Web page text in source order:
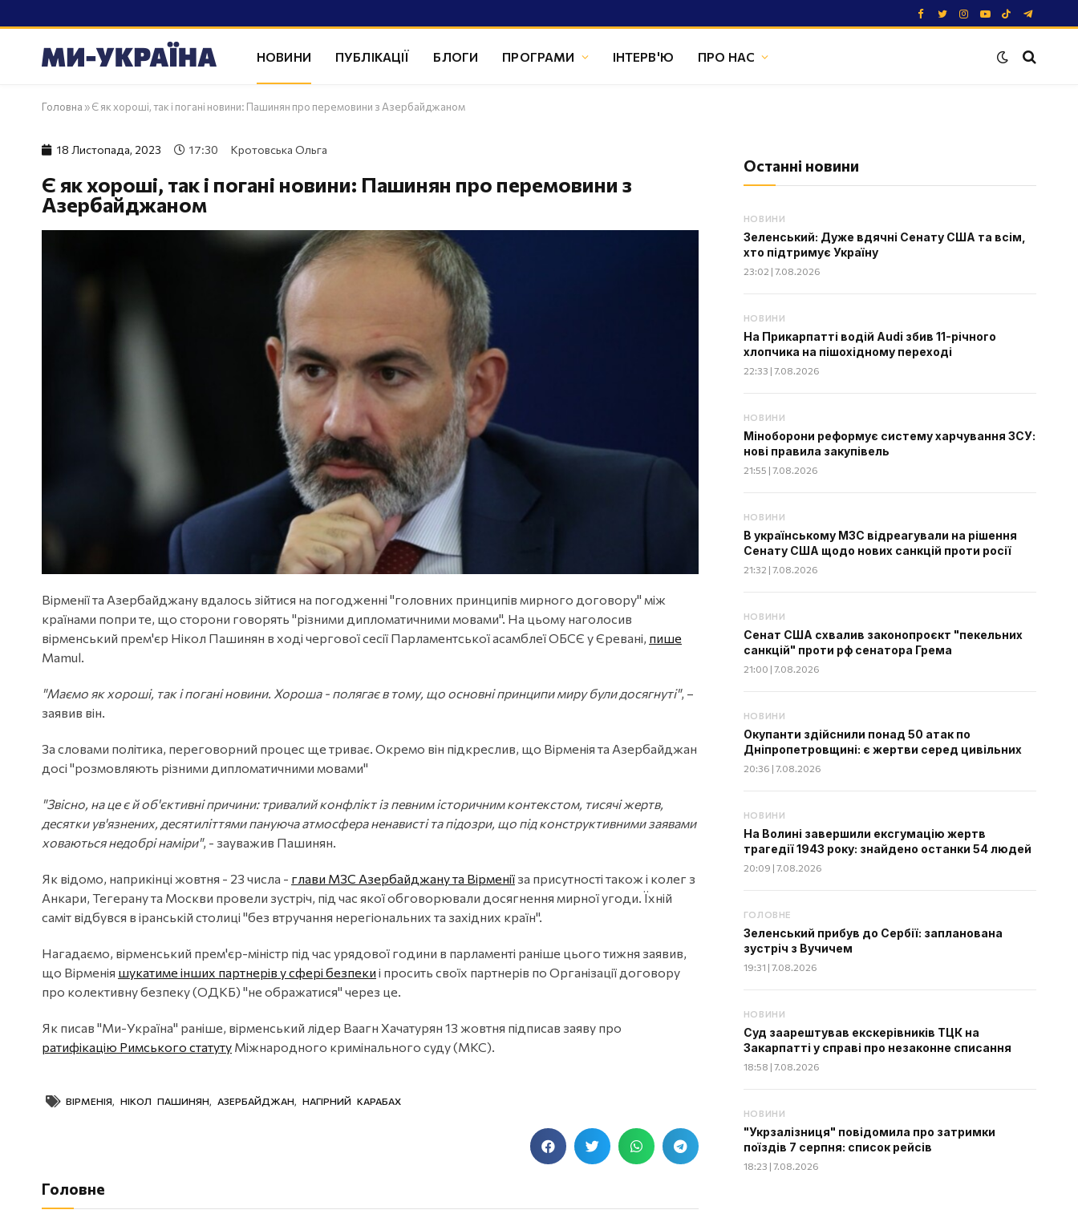
Facebook
TwitterInstagram
YouTube
TikTokTelegram
НОВИНИ ПУБЛІКАЦІЇ БЛОГИ ПРОГРАМИ ІНТЕРВ'Ю ПРО НАС
Головна »Є як хороші, так і погані новини: Пашинян про перемовини з Азербайджаном
18 Листопада, 2023 17:30 Кротовська Ольга
Є як хороші, так і погані новини: Пашинян про перемовини з
Азербайджаном
Вірменії та Азербайджану вдалось зійтися на погодженні "головних принципів мирного договору" між
країнами попри те, що сторони говорять "різними дипломатичними мовами". На цьому наголосив
вірменський прем'єр Нікол Пашинян в ході чергової сесії Парламентської асамблеї ОБСЄ у Єревані, пише
Mamul.
"Маємо як хороші, так і погані новини. Хороша - полягає в тому, що основні принципи миру були досягнуті", –
заявив він.
За словами політика, переговорний процес ще триває. Окремо він підкреслив, що Вірменія та Азербайджан
досі "розмовляють різними дипломатичними мовами"
"Звісно, на це є й об'єктивні причини: тривалий конфлікт із певним історичним контекстом, тисячі жертв,
десятки ув'язнених, десятиліттями пануюча атмосфера ненависті та підозри, що під конструктивними заявами
ховаються недобрі наміри", - зауважив Пашинян.
Як відомо, наприкінці жовтня - 23 числа - глави МЗС Азербайджану та Вірменії за присутності також і колег з
Анкари, Тегерану та Москви провели зустріч, під час якої обговорювали досягнення мирної угоди. Їхній
саміт відбувся в іранській столиці "без втручання нерегіональних та західних країн".
Нагадаємо, вірменський прем'єр-міністр під час урядової години в парламенті раніше цього тижня заявив,
що Вірменія шукатиме інших партнерів у сфері безпеки і просить своїх партнерів по Організації договору
про колективну безпеку (ОДКБ) "не ображатися" через це.
Як писав "Ми-Україна" раніше, вірменський лідер Ваагн Хачатурян 13 жовтня підписав заяву про
ратифікацію Римського статуту Міжнародного кримінального суду (МКС).
ВІРМЕНІЯ, НІКОЛ ПАШИНЯН, АЗЕРБАЙДЖАН, НАГІРНИЙ КАРАБАХ
Головне
Останні новини
НОВИНИ
Зеленський: Дуже вдячні Сенату США та всім,
хто підтримує Україну
23:02 | 7.08.2026
НОВИНИ
На Прикарпатті водій Audi збив 11-річного
хлопчика на пішохідному переході
22:33 | 7.08.2026
НОВИНИ
Міноборони реформує систему харчування ЗСУ:
нові правила закупівель
21:55 | 7.08.2026
НОВИНИ
В українському МЗС відреагували на рішення
Сенату США щодо нових санкцій проти росії
21:32 | 7.08.2026
НОВИНИ
Сенат США схвалив законопроєкт "пекельних
санкцій" проти рф сенатора Грема
21:00 | 7.08.2026
НОВИНИ
Окупанти здійснили понад 50 атак по
Дніпропетровщині: є жертви серед цивільних
20:36 | 7.08.2026
НОВИНИ
На Волині завершили ексгумацію жертв
трагедії 1943 року: знайдено останки 54 людей
20:09 | 7.08.2026
ГОЛОВНЕ
Зеленський прибув до Сербії: запланована
зустріч з Вучичем
19:31 | 7.08.2026
НОВИНИ
Суд заарештував екскерівників ТЦК на
Закарпатті у справі про незаконне списання
18:58 | 7.08.2026
НОВИНИ
"Укрзалізниця" повідомила про затримки
поїздів 7 серпня: список рейсів
18:23 | 7.08.2026